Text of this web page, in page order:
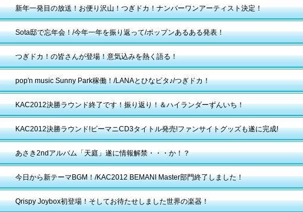
新年一発目の放送！お便り沢山！つぎドカ！ナンバーワンアーティスト決定！
Sota邸で忘年会！/今年一年を振り返って/ポップンあるある発表！
つぎドカ！の皆さんが登場！意気込みを熱く語る！
pop'n music Sunny Park稼働！/LANAとひなビタ♪/つぎドカ！
KAC2012決勝ラウンド終了です！振り返り！＆ハイランダーずんいち！
KAC2012決勝ラウンド!ビーマニCD3タイトル発売!ファンサイトグッズも遂に完成!
あさき2ndアルバム「天庭」遂に情報解禁・・・か！？
今日から新テーマBGM！/KAC2012 BEMANI Master部門終了しました！
Qrispy Joybox初登場！そしてお待たせしました世界の楽器！